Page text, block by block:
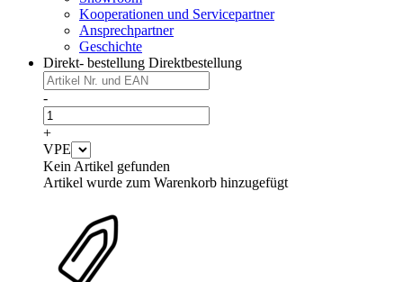
Kooperationen und Servicepartner
Ansprechpartner
Geschichte
Direkt- bestellung Direktbestellung
-
+
VPE
Kein Artikel gefunden
Artikel wurde zum Warenkorb hinzugefügt